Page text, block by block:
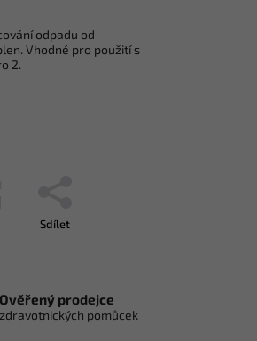
odpadu od
Vhodné pro použití s
2.
Sdílet
Ověřený prodejce
zdravotnických pomůcek